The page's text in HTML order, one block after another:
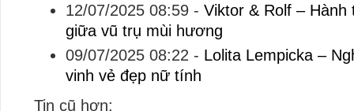
12/07/2025 08:59- Viktor & Rolf –
giữa vũ trụ mùi hương
09/07/2025 08:22 - Lolita Lempicka –
vinh vẻ đẹp nữ tính
Tin cũ hơn: